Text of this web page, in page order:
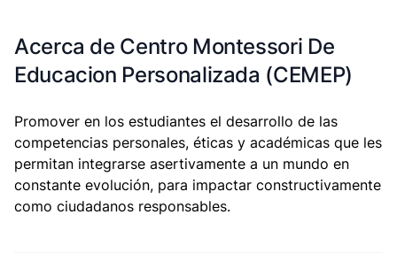
Acerca de Centro Montessori De
Educacion Personalizada (CEMEP)
Promover en los estudiantes el desarrollo de las
competencias personales, éticas y académicas que les
permitan integrarse asertivamente a un mundo en
constante evolución, para impactar constructivamente
como ciudadanos responsables.